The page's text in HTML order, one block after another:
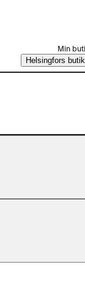
Min
Helsingfors butik